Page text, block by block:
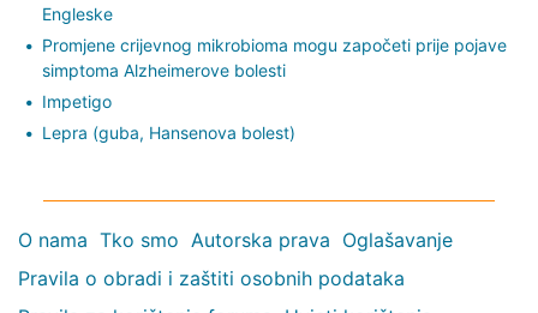
Engleske
Promjene crijevnog mikrobioma mogu započeti prije pojave
simptoma Alzheimerove bolesti
Impetigo
Lepra (guba, Hansenova bolest)
O nama Tko smo Autorska prava Oglašavanje
Pravila o obradi i zaštiti osobnih podataka